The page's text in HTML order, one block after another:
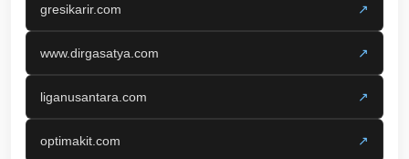
gresikarir.com ↗
www.dirgasatya.com ↗
liganusantara.com ↗
optimakit.com ↗